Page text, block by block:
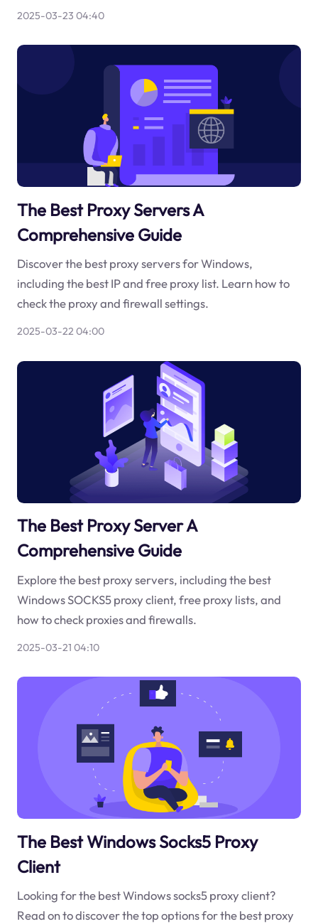
2025-03-23 04:40
The Best Proxy Servers A
Comprehensive Guide
Discover the best proxy servers for Windows,
including the best IP and free proxy list. Learn how to
check the proxy and firewall settings.
2025-03-22 04:00
The Best Proxy Server A
Comprehensive Guide
Explore the best proxy servers, including the best
Windows SOCKS5 proxy client, free proxy lists, and
how to check proxies and firewalls.
2025-03-21 04:10
The Best Windows Socks5 Proxy
Client
Looking for the best Windows socks5 proxy client?
Read on to discover the top options for the best proxy